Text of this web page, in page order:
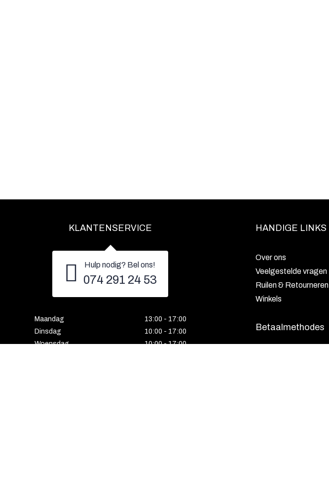
KLANTENSERVICE
Hulp nodig? Bel ons!
074 291 24 53
Maandag
13:00 - 17:00
Dinsdag
10:00 - 17:00
Woensdag
10:00 - 17:00
HANDIGE LINKS
Over ons
Veelgestelde vragen
Ruilen & Retourneren
Winkels
Betaalmethodes